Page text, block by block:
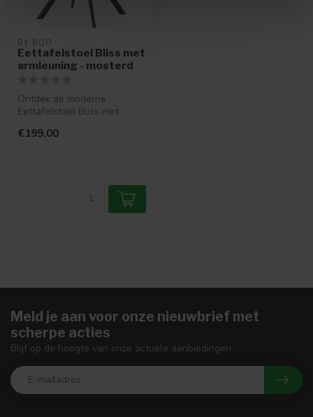
BY BOO
Eettafelstoel Bliss met
armleuning - mosterd
Ontdek de moderne
Eettafelstoel Bliss met
van By Boo. ...
€199,00
.
.
Meld je aan voor onze nieuwbrief met
scherpe acties
Blijf op de hoogte van onze actuele aanbiedingen